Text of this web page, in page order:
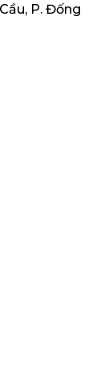
P. Đống